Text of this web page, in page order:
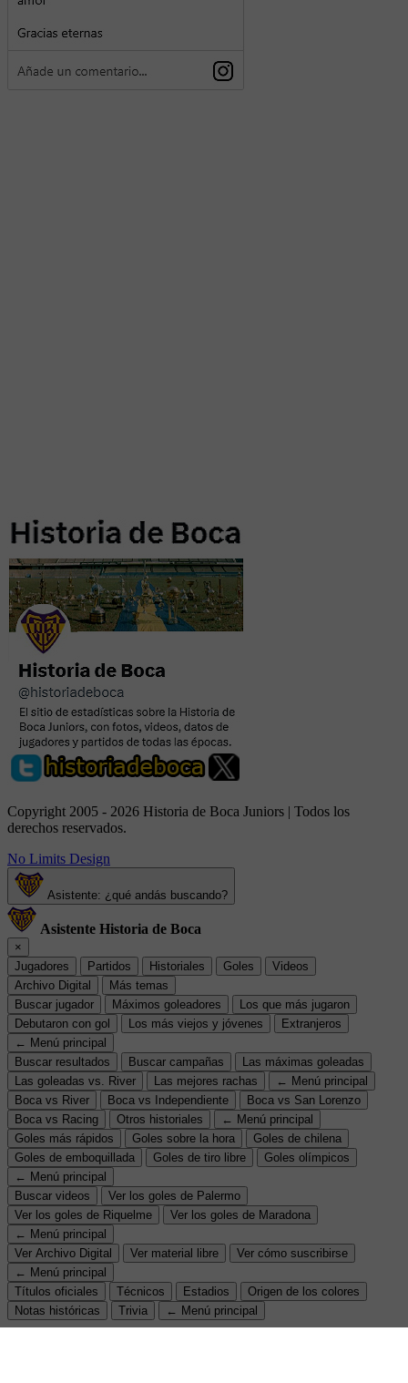
Copyright 2005 - 2026 Historia de Boca Juniors | Todos los
derechos reservados.
No Limits Design
Asistente: ¿qué andás buscando?
Asistente Historia de Boca
×
Jugadores
Partidos Historiales Goles
Videos
Archivo Digital
Más temas
Buscar jugador
Máximos goleadores
Los que más jugaron
Debutaron con gol
Los más viejos y jóvenes
Extranjeros
← Menú principal
Buscar resultados
Buscar campañas
Las máximas goleadas
Las goleadas vs. River
Las mejores rachas
← Menú principal
Boca vs River
Boca vs Independiente
Boca vs San Lorenzo
Boca vs Racing
Otros historiales
← Menú principal
Goles más rápidos
Goles sobre la hora
Goles de chilena
Goles de emboquillada
Goles de tiro libre
Goles olímpicos
← Menú principal
Buscar videos
Ver los goles de Palermo
Ver los goles de Riquelme
Ver los goles de Maradona
← Menú principal
Ver Archivo Digital
Ver material libre
Ver cómo suscribirse
← Menú principal
Títulos oficiales
Técnicos Estadios
Origen de los colores
Notas históricas
Trivia ← Menú principal